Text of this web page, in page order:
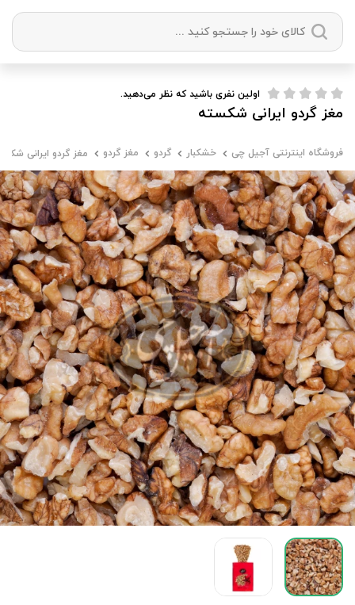
دسته بندی ها
آجیل میوه خشک
فروشگاه اینترنتی آجیل چی خشکبار گردو مغز گردو مغز گردو ایرانی
اولین نفری باشید که نظر می‌دهید.
مغز گردو ایرانی شکسته